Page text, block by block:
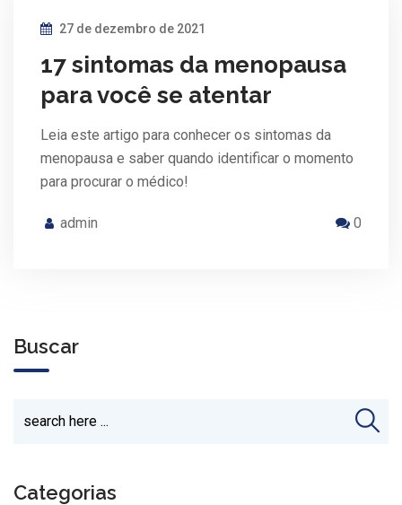
27 de dezembro de 2021
17 sintomas da menopausa
para você se atentar
Leia este artigo para conhecer os sintomas da
menopausa e saber quando identificar o momento
para procurar o médico!
admin 0
Buscar
Categorias